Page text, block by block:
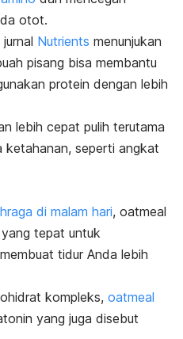
otot.
Nutrients menunjukan
pisang bisa membantu
protein dengan lebih
lebih cepat pulih terutama
ketahanan, seperti angkat
di malam hari, oatmeal
tepat untuk
tidur Anda lebih
kompleks, oatmeal
yang juga disebut